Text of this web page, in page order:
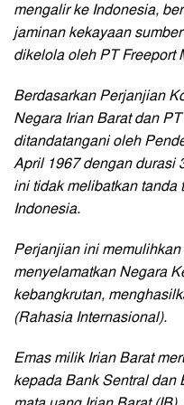
mengalir ke Indonesia,
jaminan kekayaan
dikelola oleh PT Freeport
Berdasarkan Perjanjian
Negara Irian Barat dan
ditandatangani oleh
April 1967 dengan durasi
ini tidak melibatkan tanda
Indonesia.
Perjanjian ini
menyelamatkan Negara
kebangkrutan,
(Rahasia Internasional).
Emas milik Irian Barat
kepada Bank Sentral dan